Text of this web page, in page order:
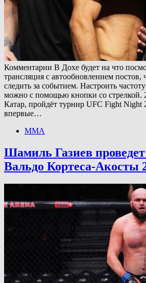
Комментарии В Дохе будет на что
трансляция с автообновлением
следить за событием. Настроить
можно с помощью кнопки со стрелкой.
Катар, пройдёт турнир UFC Fight
впервые…
ММА
Шамиль Газиев
Вальдо Кортеса-Акосты